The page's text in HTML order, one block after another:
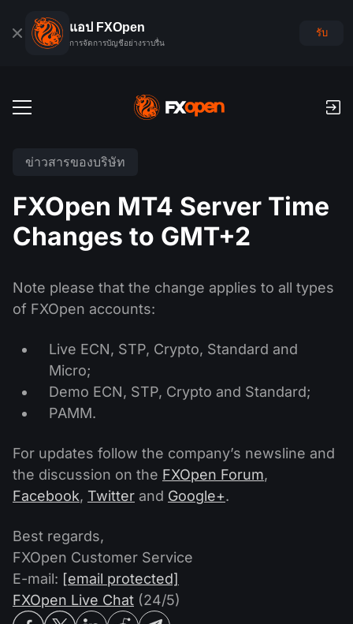
แอป FXOpen
การจัดการบัญชีอย่างราบรื่น
รับ
บัญชีฟอเร็กซ์เดโม
ค่าคอมมิชชั่นและสว๊อป
การชำระเงิน
การจัดอันดับบัญชี PAMM
PAMM คืออะไร?
PAMM ECN
Masters และ Followers
เครื่องมือของเทรดเดอร์
โปรโมชั่น
การแข่งขันฟอเร็กซ์
ฟอเร็กซ์
สินค้าโภคภัณฑ์
สกุลเงินดิจิตอล
แพลตฟอร์มเทรด
การเปรียบเทียบ
iOS FXOpen App
Android FXOpen App
VPS
FIX API
ปฏิทินเศรษฐกิจ
ข่าวสารและการวิเคราะห์
ปฏิทินเงินปันผล
ฟอรั่มฟอเร็กซ์
การเทรด CFD คืออะไร?
การเทรด ECN คืออะไร?
โบรกเกอร์ฟอเร็กซ์คืออะไร?
ทำไมเรา?
ประวัติศาสตร์
ติดต่อเรา
ข่าวสารของบริษัท
FXOpen MT4 Server Time
Changes to GMT+2
Note please that the change applies to all types
of FXOpen accounts:
Live ECN, STP, Crypto, Standard and
Micro;
Demo ECN, STP, Crypto and Standard;
PAMM.
For updates follow the company’s newsline and
the discussion on the FXOpen Forum,
Facebook, Twitter and Google+.
Best regards,
FXOpen Customer Service
E-mail: [email protected]
FXOpen Live Chat (24/5)